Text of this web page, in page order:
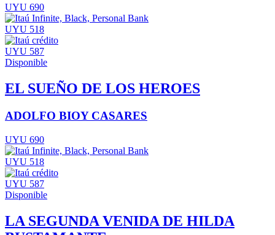
UYU 690
UYU 518
UYU 587
Disponible
EL SUEÑO DE LOS HEROES
ADOLFO BIOY CASARES
UYU 690
UYU 518
UYU 587
Disponible
LA SEGUNDA VENIDA DE HILDA